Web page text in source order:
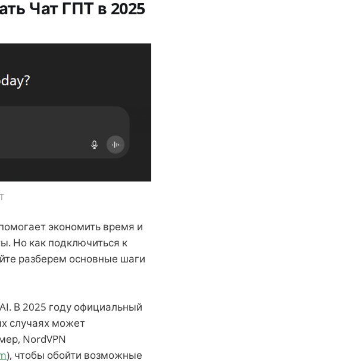
Чат ГПТ в 2025
экономить время и
Но как подключиться к
разберем основные шаги
В 2025 году официальный
случаях может
NordVPN
), чтобы обойти возможные